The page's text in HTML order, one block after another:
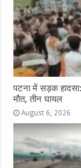
पटना में सड़क
मौत, तीन घायल
August 6, 2026